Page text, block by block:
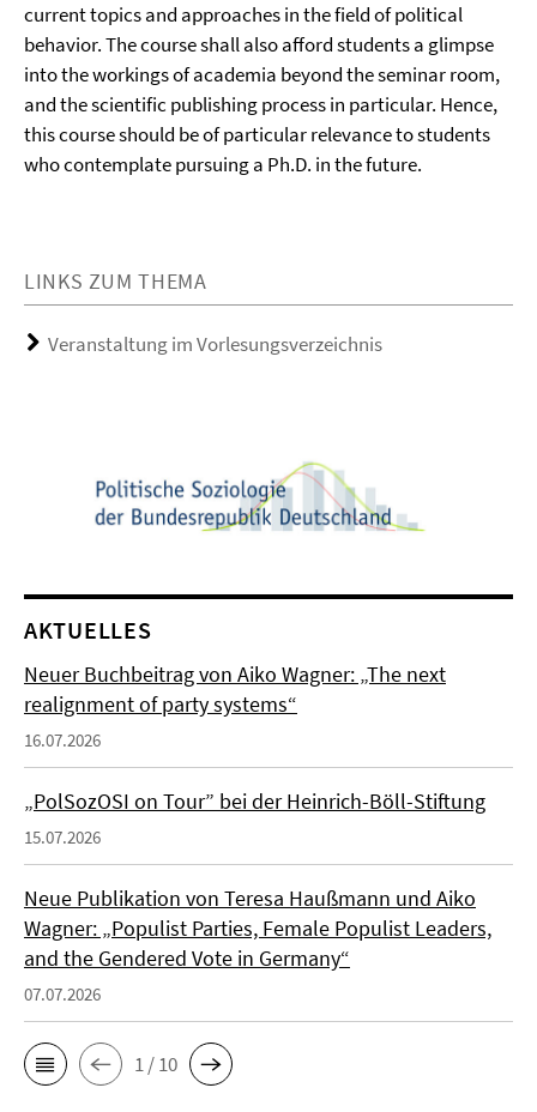
current topics and approaches in the field of political
behavior. The course shall also afford students a glimpse
into the workings of academia beyond the seminar room,
and the scientific publishing process in particular. Hence,
this course should be of particular relevance to students
who contemplate pursuing a Ph.D. in the future.
LINKS ZUM THEMA
Veranstaltung im Vorlesungsverzeichnis
AKTUELLES
Neuer Buchbeitrag von Aiko Wagner: „The next
realignment of party systems“
16.07.2026
„PolSozOSI on Tour” bei der Heinrich-Böll-Stiftung
15.07.2026
Neue Publikation von Teresa Haußmann und Aiko
Wagner: „Populist Parties, Female Populist Leaders,
and the Gendered Vote in Germany“
07.07.2026
1 / 10